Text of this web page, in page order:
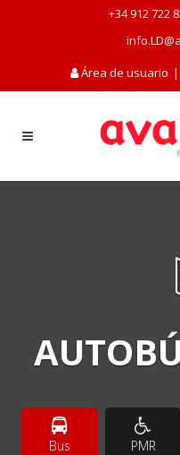
+34 912 722
Área de usuario |
Bus PMR